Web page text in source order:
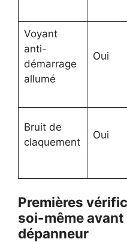
Voyant
anti-
démarrage
allumé
Oui
Bruit de
claquement
Oui
Premières
soi-même avant
dépanneur